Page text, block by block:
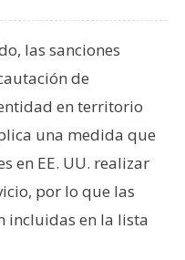
las sanciones
de
en territorio
una medida que
en EE. UU. realizar
por lo que las
incluidas en la lista